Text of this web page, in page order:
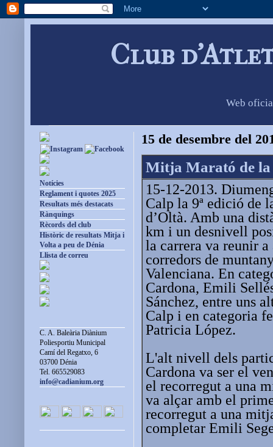
Club
Web
15 de desembre del
Mitja Marató de
15-12-2013.
Calp la 9ª edició de
d’Oltà. Amb una
km i un desnivell
la carrera va reunir
corredors de
Valenciana. En
Cardona, Emili
Sánchez, entre uns
Calp i en categoria
Patricia López.
L'alt nivell dels
Cardona va ser el
el recorregut a una
va alçar amb el
recorregut a una
completar Emili
Notícies
Reglament i quotes 2025
Resultats més destacats
Rànquings
Rècords del club
Històric de resultats Mitja i
Volta a peu de Dénia
Llista de correu
C. A. Baleària Diànium
Poliesportiu Municipal
Camí del Regatxo, 6
03700 Dénia
Tel. 665529083
info@cadianium.org